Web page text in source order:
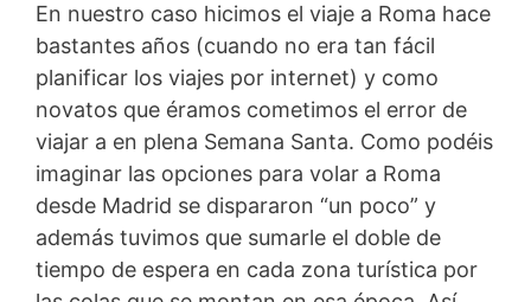
En nuestro caso hicimos el viaje a Roma hace
bastantes años (cuando no era tan fácil
planificar los viajes por internet) y como
novatos que éramos cometimos el error de
viajar a en plena Semana Santa. Como podéis
imaginar las opciones para volar a Roma
desde Madrid se dispararon “un poco” y
además tuvimos que sumarle el doble de
tiempo de espera en cada zona turística por